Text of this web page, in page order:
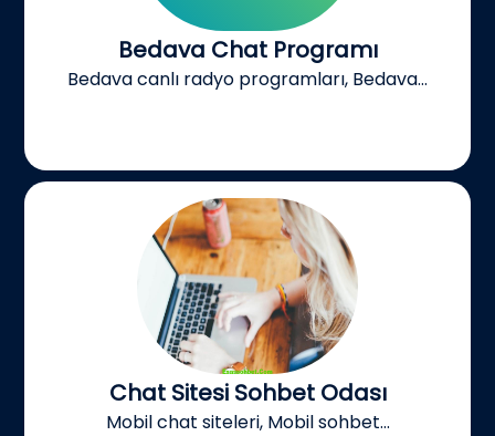
Bedava Chat Programı
Bedava canlı radyo programları, Bedava...
Chat Sitesi Sohbet Odası
Mobil chat siteleri, Mobil sohbet...